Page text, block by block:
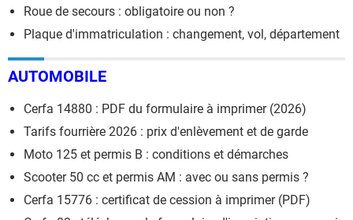
Roue de secours : obligatoire ou non ?
Plaque d'immatriculation : changement, vol, département
AUTOMOBILE
Cerfa 14880 : PDF du formulaire à imprimer (2026)
Tarifs fourrière 2026 : prix d'enlèvement et de garde
Moto 125 et permis B : conditions et démarches
Scooter 50 cc et permis AM : avec ou sans permis ?
Cerfa 15776 : certificat de cession à imprimer (PDF)